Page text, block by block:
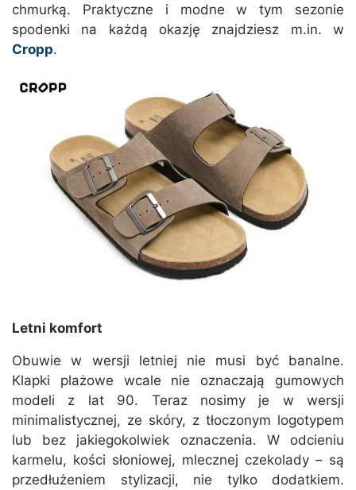
chmurką. Praktyczne i modne w tym sezonie
spodenki na każdą okazję znajdziesz m.in. w
Cropp.
Letni komfort
Obuwie w wersji letniej nie musi być banalne.
Klapki plażowe wcale nie oznaczają gumowych
modeli z lat 90. Teraz nosimy je w wersji
minimalistycznej, ze skóry, z tłoczonym logotypem
lub bez jakiegokolwiek oznaczenia. W odcieniu
karmelu, kości słoniowej, mlecznej czekolady – są
przedłużeniem stylizacji, nie tylko dodatkiem.